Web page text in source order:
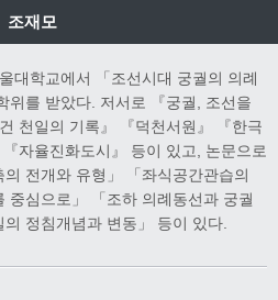
조재모
대학교에서 「조선시대 궁궐의 의례
위를 받았다. 저서로 『궁궐, 조선을
천일의 기록』 『덕천서원』 『한극
자율진화도시』 등이 있고, 논문으로
의 전개와 유형」 「좌식공간관습의
심으로」 「조하 의례동선과 궁궐
정침개념과 변동」 등이 있다.